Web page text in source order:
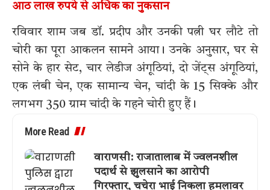
आठ लाख रुपये से अधिक का नुकसान
रविवार शाम जब डॉ. प्रदीप और उनकी पत्नी घर लौटे तो
चोरी का पूरा आकलन सामने आया। उनके अनुसार, घर से
सोने के हार सेट, चार लेडीज अंगूठियां, दो जेंट्स अंगूठियां,
एक लंबी चेन, एक सामान्य चेन, चांदी के 15 सिक्के और
लगभग 350 ग्राम चांदी के गहने चोरी हुए हैं।
More Read
वाराणसी: राजातालाब में ज्वलनशील
पदार्थ से झुलसाने का आरोपी
गिरफ्तार, चचेरा भाई निकला हमलावर